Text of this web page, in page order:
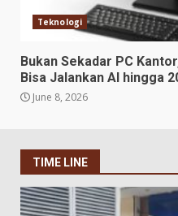
Teknologi
Bukan Sekadar PC
Bisa Jalankan AI hingga
June 8, 2026
TIME LINE